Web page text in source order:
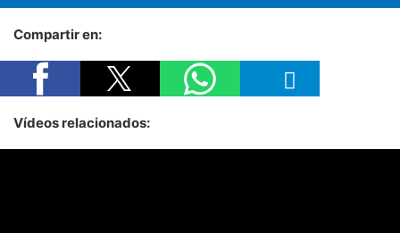
Compartir en:
Vídeos relacionados: